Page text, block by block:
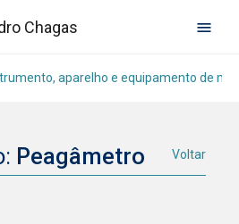
Chagas
aparelho e equipamento de
Peagâmetro Voltar